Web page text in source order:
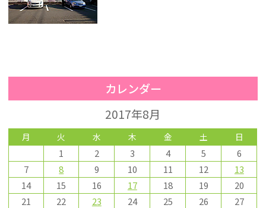
カレンダー
2017年8月
月 火 水 木 金 土 日
1 2 3 4 5
6
7
8 9 10 11 12
13
14
15 16 17 18 19
20
21
22 23 24 25 26
27